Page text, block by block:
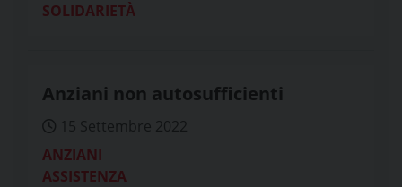
SOLIDARIETÀ
Anziani non autosufficienti
15 Settembre 2022
ANZIANI
ASSISTENZA